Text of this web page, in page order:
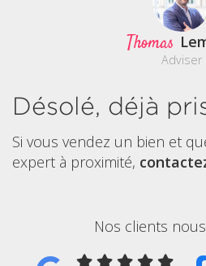
Thomas
Adviser
Désolé, déjà
Si vous vendez un bien et
expert à proximité,
Nos clients